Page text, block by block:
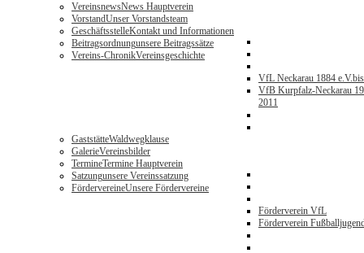
VereinsnewsNews Hauptverein
VorstandUnser Vorstandsteam
GeschäftsstelleKontakt und Informationen
Beitragsordnungunsere Beitragssätze
Vereins-ChronikVereinsgeschichte
VfL Neckarau 1884 e.V.
VfB Kurpfalz-Neckarau
2011
GaststätteWaldwegklause
GalerieVereinsbilder
TermineTermine Hauptverein
Satzungunsere Vereinssatzung
FördervereineUnsere Fördervereine
Förderverein VfL
Förderverein